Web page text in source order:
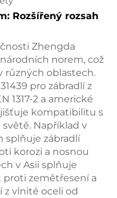
Rozšířený rozsah
Zhengda
norem, což
různých oblastech.
pro zábradlí z
1317-2 a americké
kompatibilitu s
Například v
splňuje zábradlí
korozi a nosnou
v Asii splňuje
proti zemětřesení a
z vlnité oceli od